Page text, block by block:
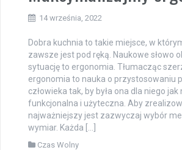
14 września, 2022
Dobra kuchnia to takie miejsce, w
zawsze jest pod ręką. Naukowe słowo
sytuację to ergonomia. Tłumacząc
ergonomia to nauka o przystosowaniu
człowieka tak, by była ona dla niego
funkcjonalna i użyteczna. Aby
najważniejszy jest zazwyczaj wybór
wymiar. Każda […]
Czas Wolny